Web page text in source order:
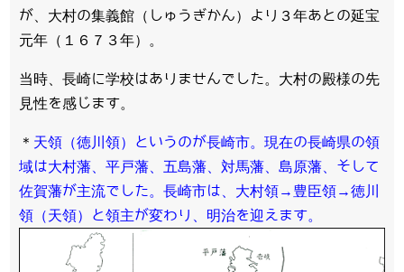
が、大村の集義館（しゅうぎかん）より３年あとの延宝
元年（１６７３年）。
当時、長崎に学校はありませんでした。大村の殿様の先
見性を感じます。
＊ 天領（徳川領）というのが長崎市。現在の長崎県の領
域は大村藩、平戸藩、五島藩、対馬藩、島原藩、そして
佐賀藩が主流でした。長崎市は、大村領→豊臣領→徳川
領（天領）と領主が変わり、明治を迎えます。